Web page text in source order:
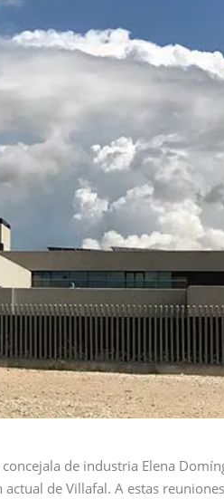
de industria Elena
de Villafal. A estas